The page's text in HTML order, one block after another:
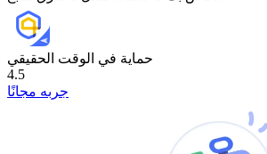
حماية في الوقت الحقيقي
4.5
جربه مجانًا